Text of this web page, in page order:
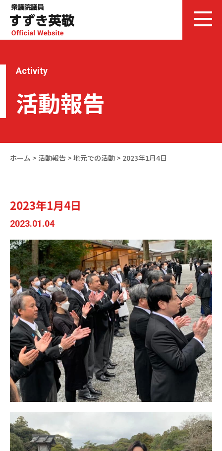
Activity
活動報告
ホーム > 活動報告 > 地元での活動 > 2023年1月4日
2023年1月4日
2023.01.04